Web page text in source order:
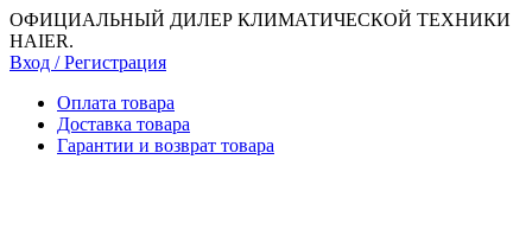
ОФИЦИАЛЬНЫЙ ДИЛЕР КЛИМАТИЧЕСКОЙ ТЕХНИКИ
HAIER.
Вход / Регистрация
Оплата товара
Доставка товара
Гарантии и возврат товара